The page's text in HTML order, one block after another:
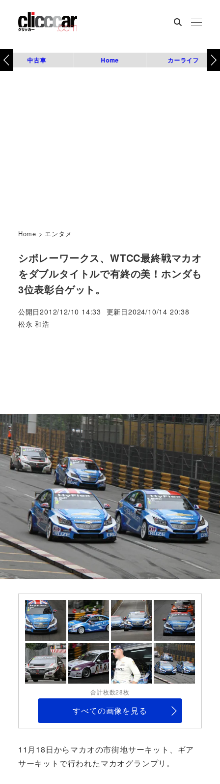
中古車 Home カーライフ
Home > エンタメ
シボレーワークス、WTCC最終戦マカオ
をダブルタイトルで有終の美！ホンダも
3位表彰台ゲット。
公開日2012/12/10 14:33 更新日2024/10/14 20:38
著
松永 和浩
合計枚数28枚
すべての画像を見る
11月18日からマカオの市街地サーキット、ギア
サーキットで行われたマカオグランプリ。